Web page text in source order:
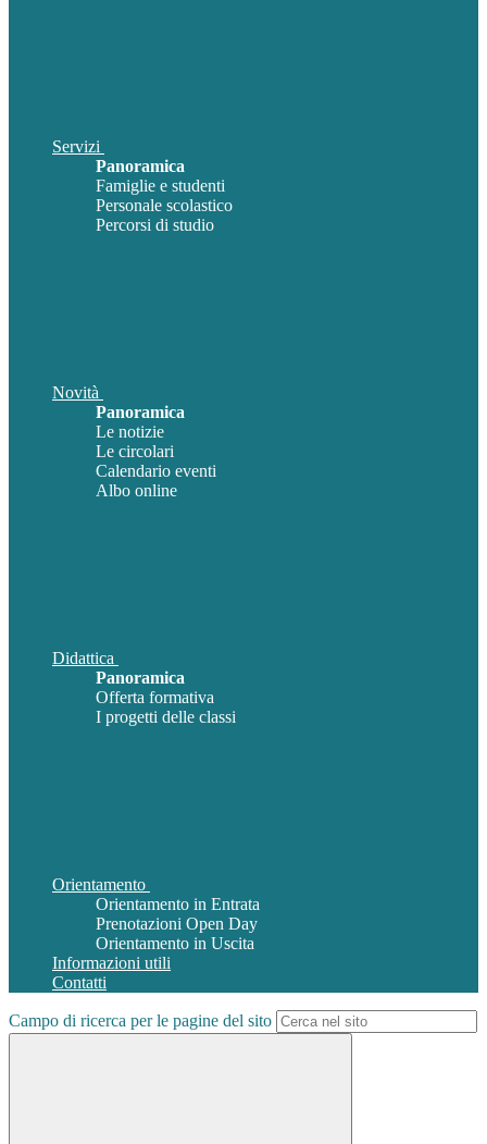
Servizi
Panoramica
Famiglie e studenti
Personale scolastico
Percorsi di studio
Novità
Panoramica
Le notizie
Le circolari
Calendario eventi
Albo online
Didattica
Panoramica
Offerta formativa
I progetti delle classi
Orientamento
Orientamento in Entrata
Prenotazioni Open Day
Orientamento in Uscita
Informazioni utili
Contatti
Campo di ricerca per le pagine del sito